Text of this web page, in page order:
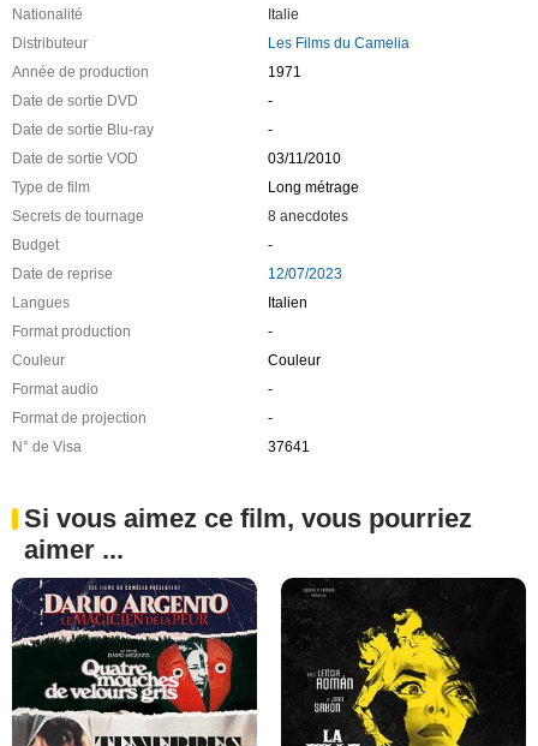
Nationalité
Italie
Distributeur
Les Films du Camelia
Année de production
1971
Date de sortie DVD
-
Date de sortie Blu-ray
-
Date de sortie VOD
03/11/2010
Type de film
Long métrage
Secrets de tournage
8 anecdotes
Budget
-
Date de reprise
12/07/2023
Langues
Italien
Format production
-
Couleur
Couleur
Format audio
-
Format de projection
-
N° de Visa
37641
Si vous aimez ce film, vous pourriez
aimer ...